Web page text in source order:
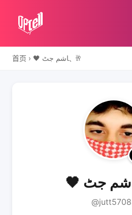
首页 › 🖤 ہاشم جٹ 🥂